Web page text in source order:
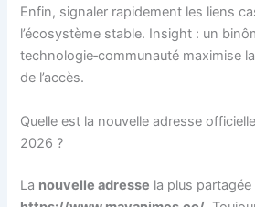
Enfin, signaler rapidement les liens
l’écosystème stable. Insight : un
technologie‑communauté maximise
de l’accès.
Quelle est la nouvelle adresse
2026 ?
La nouvelle adresse la plus